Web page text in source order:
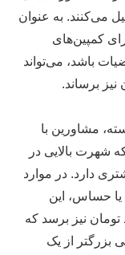
می‌کنند. به عنوان
کمپین‌های
باشد، می‌تواند
نیز برساند.
مشاورین با
شهرت بالایی در
دارد. در موارد
حساس، این
به 10 میلیارد تومان نیز برسد که
بزرگتر از یک